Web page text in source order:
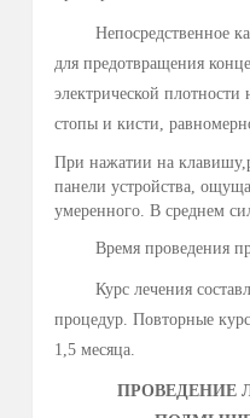
новообразования.
раневого процесса в
воздействия
сердечнососудистой
организма.
искусственного
Индивидуальная
Психические
ПРОВЕДЕНИЕ